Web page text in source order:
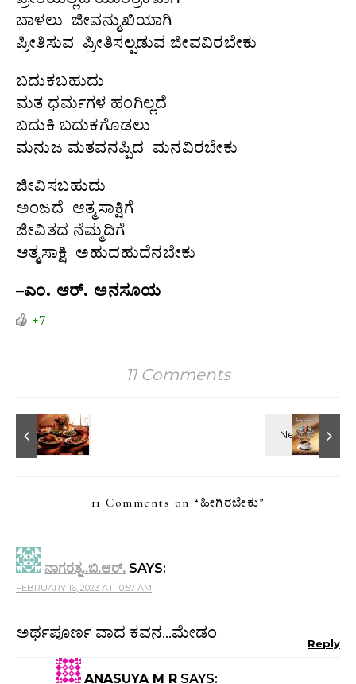
ಬಾಳಲು ಜೀವನ್ಮುಖಿಯಾಗಿ
ಪ್ರೀತಿಸುವ ಪ್ರೀತಿಸಲ್ಪಡುವ ಜೀವವಿರಬೇಕು
ಬದುಕಬಹುದು
ಮತ ಧರ್ಮಗಳ ಹಂಗಿಲ್ಲದೆ
ಬದುಕಿ ಬದುಕಗೊಡಲು
ಮನುಜ ಮತವನಪ್ಪಿದ ಮನವಿರಬೇಕು
ಜೀವಿಸಬಹುದು
ಅಂಜದೆ ಆತ್ಮಸಾಕ್ಷಿಗೆ
ಜೀವಿತದ ನೆಮ್ಮದಿಗೆ
ಆತ್ಮಸಾಕ್ಷಿ ಅಹುದಹುದೆನಬೇಕು
–ಎಂ. ಆರ್. ಅನಸೂಯ
+7
11 Comments
11 Comments on “ಹೀಗಿರಬೇಕು”
ನಾಗರತ್ನ..ಬಿ.ಆರ್. SAYS:
FEBRUARY 16, 2023 AT 10:57 AM
ಅರ್ಥಪೂರ್ಣ ವಾದ ಕವನ…ಮೇಡಂ
Reply
ANASUYA M R SAYS: